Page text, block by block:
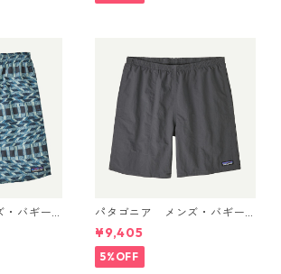
バギー
Climbi
L
パタゴニア メンズ・バギー
ズ・ロング ７インチ (カラー
Forge Grey w/Forge Grey)
Patagonia Men's Baggies™
Longs - 7"日本正規品 製品
¥9,405
5%OFF